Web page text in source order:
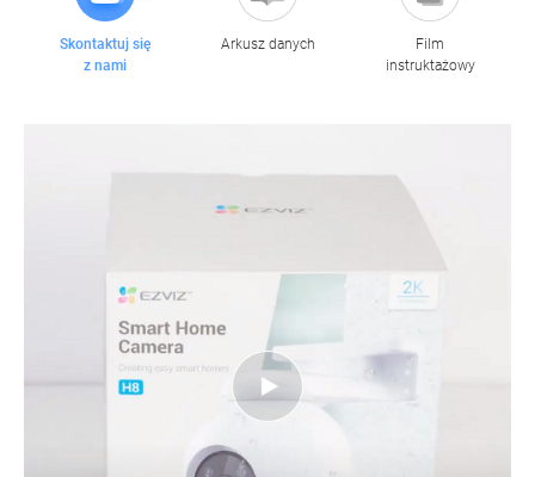
Skontaktuj się
z nami
Arkusz danych
Film
instruktażowy